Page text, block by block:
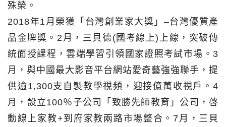
殊榮。
2018年1月榮獲「台灣創業家大獎」–台灣優質產
品金牌獎。2月，三貝德(國考線上)上線，突破傳
統面授課程，雲端學習引領國家證照考試市場。3
月，與中國最大影音平台網站愛奇藝強強聯手，提
供逾1,300支自製教學視頻，迎接億萬收視戶。4
月，設立100％子公司「致勝先師教育」公司，啓
動線上家教+到府家教兩路市場整合。7月，三貝